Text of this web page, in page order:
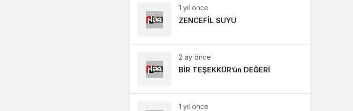
1 yıl önce
ZENCEFİL SUYU
2 ay önce
BİR TEŞEKKÜR’ün DEĞERİ
1 yıl önce